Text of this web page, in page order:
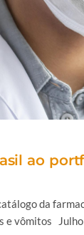
ao
da
vômitos